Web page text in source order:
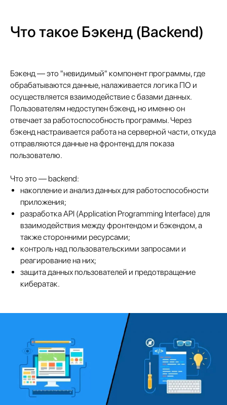
Что такое Бэкенд (Backend)
Бэкенд — это "невидимый" компонент программы, где
обрабатываются данные, налаживается логика ПО и
осуществляется взаимодействие с базами данных.
Пользователям недоступен бэкенд, но именно он
отвечает за работоспособность программы. Через
бэкенд настраивается работа на серверной части, откуда
отправляются данные на фронтенд для показа
пользователю.
Что это — backend:
накопление и анализ данных для работоспособности
приложения;
разработка API (Application Programming Interface) для
взаимодействия между фронтендом и бэкендом, а
также сторонними ресурсами;
контроль над пользовательскими запросами и
реагирование на них;
защита данных пользователей и предотвращение
кибератак.